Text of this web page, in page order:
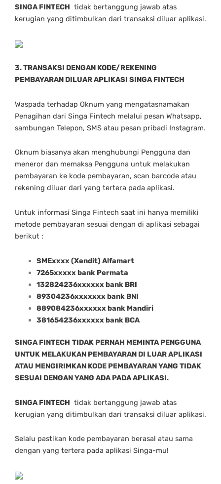
SINGA FINTECH tidak bertanggung jawab atas
kerugian yang ditimbulkan dari transaksi diluar aplikasi.
3. TRANSAKSI DENGAN KODE/REKENING
PEMBAYARAN DILUAR APLIKASI SINGA FINTECH
Waspada terhadap Oknum yang mengatasnamakan
Penagihan dari Singa Fintech melalui pesan Whatsapp,
sambungan Telepon, SMS atau pesan pribadi Instagram.
Oknum biasanya akan menghubungi Pengguna dan
meneror dan memaksa Pengguna untuk melakukan
pembayaran ke kode pembayaran, scan barcode atau
rekening diluar dari yang tertera pada aplikasi.
Untuk informasi Singa Fintech saat ini hanya memiliki
metode pembayaran sesuai dengan di aplikasi sebagai
berikut :
SMExxxx (Xendit) Alfamart
7265xxxxx bank Permata
132824236xxxxxx bank BRI
89304236xxxxxxx bank BNI
889084236xxxxxx bank Mandiri
381654236xxxxxx bank BCA
SINGA FINTECH TIDAK PERNAH MEMINTA PENGGUNA
UNTUK MELAKUKAN PEMBAYARAN DI LUAR APLIKASI
ATAU MENGIRIMKAN KODE PEMBAYARAN YANG TIDAK
SESUAI DENGAN YANG ADA PADA APLIKASI.
SINGA FINTECH tidak bertanggung jawab atas
kerugian yang ditimbulkan dari transaksi diluar aplikasi.
Selalu pastikan kode pembayaran berasal atau sama
dengan yang tertera pada aplikasi Singa-mu!